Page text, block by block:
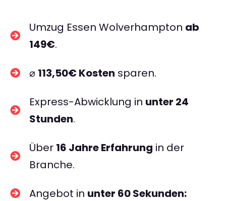
Umzug Essen Wolverhampton ab
149€.
⌀ 113,50€ Kosten sparen.
Express-Abwicklung in unter 24
Stunden.
Über 16 Jahre Erfahrung in der
Branche.
Angebot in unter 60 Sekunden: